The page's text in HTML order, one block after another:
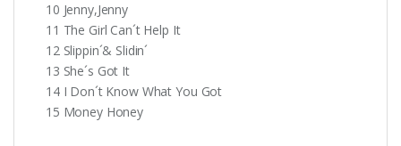
10 Jenny,Jenny
11 The Girl Can´t Help It
12 Slippin´& Slidin´
13 She´s Got It
14 I Don´t Know What You Got
15 Money Honey